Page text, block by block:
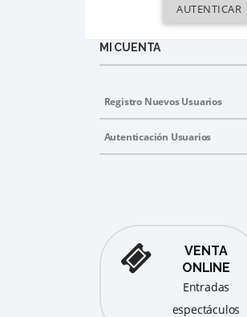
AUTENTICAR
MI CUENTA
Registro Nuevos Usuarios
Autenticación Usuarios
VENTA
ONLINE
entradas
espectáculos